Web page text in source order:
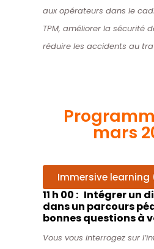
aux opérateurs dans le
TPM, améliorer la sécurité
réduire les accidents au
mars
Immersive learning
11 h 00 : Intégrer un
dans un parcours
bonnes questions à
Vous vous interrogez sur